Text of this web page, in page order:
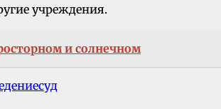
учреждения.
и солнечном
суд